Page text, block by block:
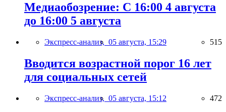
Медиаобозрение: С 16:00 4 августа
до 16:00 5 августа
Экспресс-анализ, 05 августа, 15:29 515
Вводится возрастной порог 16 лет
для социальных сетей
Экспресс-анализ, 05 августа, 15:12 472